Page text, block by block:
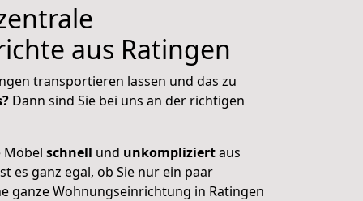
aus Ratingen
transportieren lassen und das zu
Dann sind Sie bei uns an der richtigen
Möbel schnell und unkompliziertaus
es ganz egal, ob Sie nur ein paar
ganze Wohnungseinrichtung in Ratingen